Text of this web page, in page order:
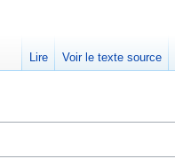
Lire Voir le texte source